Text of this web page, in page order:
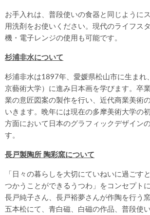
お手入れは、普段使いの食器と同じように
用洗剤をお使いください。現代のライフス
機・電子レンジの使用も可能です。
杉浦非水について
杉浦非水は1897年、愛媛県松山市に生まれ
京藝術大学）に進み日本画を学びます。卒
業の意匠図案の製作を行い、近代商業美術
いきます。晩年には現在の多摩美術大学の
方面において日本のグラフィックデザイン
す。
長戸製陶所 陶彩窯について
「日々の暮らしを大切にていねいに過ごす
つかうことができるうつわ」をコンセプト
長戸純子さん、長戸裕夢さんが作陶を行う
五本松にて、青白磁、白磁の作品、普段使